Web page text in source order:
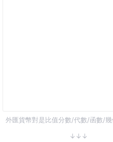
外匯貨幣對是比值分數/代數/函數/
↓↓↓